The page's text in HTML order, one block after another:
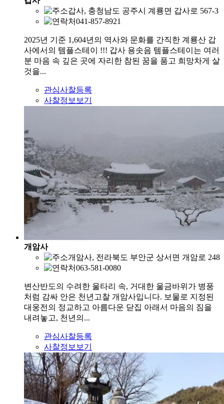
갑사, 충청남도 공주시 계룡면 갑사로 567-3
041-857-8921
2025년 기준 1,604년의 역사와 문화를 간직한 계룡산 갑
사에서의 템플스테이 !!! 갑사 용솟음 템플스테이는 여러
분 마음 속 깊은 곳에 자리한 참된 꿈을 품고 희망차게 살
것을...
관심사찰등록
사찰정보보기
개암사
개암사, 전라북도 부안군 상서면 개암로 248
063-581-0080
변산반도의 수려한 울타리 속, 거대한 울금바위가 병풍
처럼 감싸 안은 천년고찰 개암사입니다. 보물로 지정된
대웅전의 정교하고 아름다운 닫집 아래서 마음의 짐을
내려놓고, 천년의...
관심사찰등록
사찰정보보기